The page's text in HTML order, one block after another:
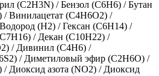
(C2H3N) /Бензол (C6H6) /Бутан
/Винилацетат (C4H6O2) /
Водород (H2) /Гексан (C6H14) /
/ Декан (C10H22) /
/ Дивинил (С4Н6) /
/ Диметиловый эфир (C2H6O) /
/ Диоксид азота (NO2) / Диоксид